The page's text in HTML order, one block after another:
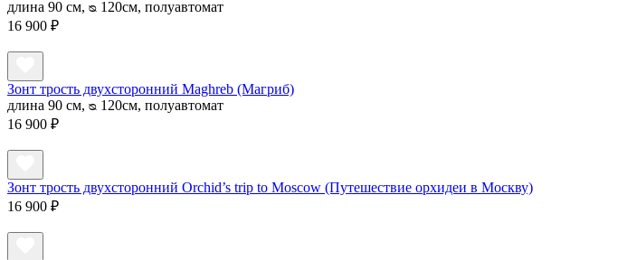
длина 90 см, ᴓ 120см, полуавтомат
16 900 ₽
Зонт трость двухсторонний Maghreb (Магриб)
длина 90 см, ᴓ 120см, полуавтомат
16 900 ₽
Зонт трость двухсторонний Orchid’s trip to Moscow (Путешествие орхидеи в Москву)
16 900 ₽